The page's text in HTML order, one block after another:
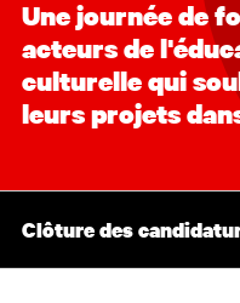
Une journée de
acteurs de
culturelle qui
leurs projets
Clôture des